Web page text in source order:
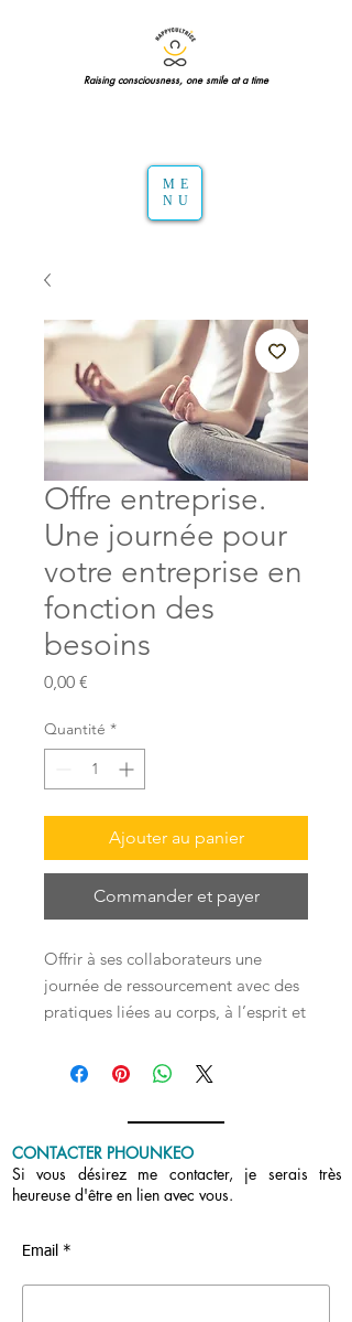
Raising consciousness, one smile at a time
ME
NU
Offre entreprise.
Une journée pour
votre entreprise en
fonction des
besoins
0,00 €
Quantité *
Ajouter au panier
Commander et payer
Offrir à ses collaborateurs une
journée de ressourcement avec des
pratiques liées au corps, à l’esprit et
énergie, stabilité émotionnelle, et
Dates / horaires / lieu / activités /
tarifs à déterminer ensemble.
CONTACTER PHOUNKEO
Si vous désirez me contacter, je serais très
heureuse d'être en lien avec vous.
Email *